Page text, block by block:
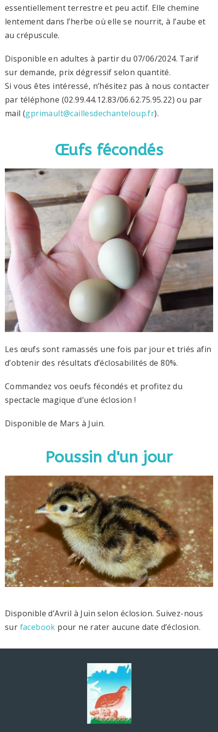
essentiellement terrestre et peu actif. Elle chemine
lentement dans l’herbe où elle se nourrit, à l’aube et
au crépuscule.
Disponible en adultes à partir du 07/06/2024. Tarif
sur demande, prix dégressif selon quantité.
Si vous êtes intéressé, n’hésitez pas à nous contacter
par téléphone (02.99.44.12.83/06.62.75.95.22) ou par
mail (gprimault@caillesdechanteloup.fr).
Œufs fécondés
Les œufs sont ramassés une fois par jour et triés afin
d’obtenir des résultats d’éclosabilités de 80%.
Commandez vos oeufs fécondés et profitez du
spectacle magique d’une éclosion !
Disponible de Mars à Juin.
Poussin d'un jour
Disponible d’Avril à Juin selon éclosion. Suivez-nous
sur facebook pour ne rater aucune date d’éclosion.